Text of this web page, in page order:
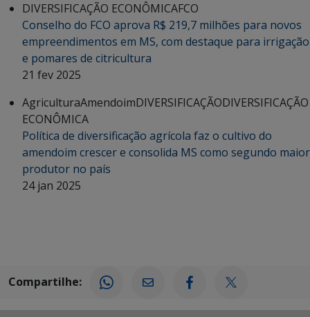
DIVERSIFICAÇÃO ECONÔMICAFCO
Conselho do FCO aprova R$ 219,7 milhões para novos
empreendimentos em MS, com destaque para irrigação
e pomares de citricultura
21 fev 2025
AgriculturaAmendoimDIVERSIFICAÇÃODIVERSIFICAÇÃO
ECONÔMICA
Política de diversificação agrícola faz o cultivo do
amendoim crescer e consolida MS como segundo maior
produtor no país
24 jan 2025
Compartilhe: